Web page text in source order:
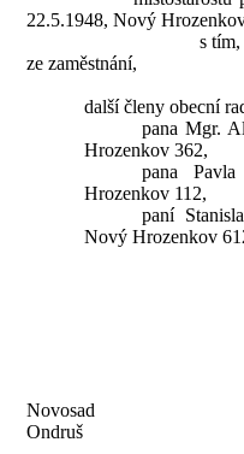
22.5.1948, Nový
s
ze zaměstnání,
další členy obecní
pana Mgr.
Hrozenkov 362,
pana
Hrozenkov 112,
paní
Nový Hrozenkov
Novosad
Ondruš